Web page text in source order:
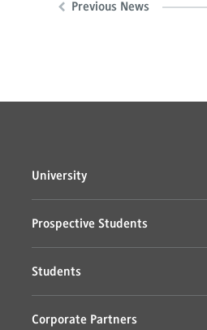
Previous News
University
Prospective Students
Students
Corporate Partners